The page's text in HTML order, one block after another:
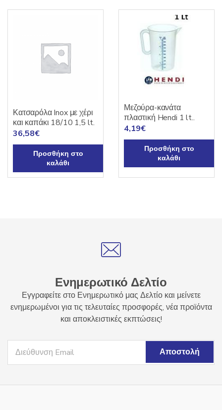
Κατσαρόλα Inox με χέρι
και καπάκι 18/10 1,5 lt.
36,58€
Προσθήκη στο
καλάθι
Μεζούρα-κανάτα
πλαστική Hendi 1 lt..
4,19€
Προσθήκη στο
καλάθι
Ενημερωτικό Δελτίο
Εγγραφείτε στο Ενημερωτικό μας Δελτίο και μείνετε
ενημερωμένοι για τις τελευταίες προσφορές, νέα προϊόντα
και αποκλειστικές εκπτώσεις!